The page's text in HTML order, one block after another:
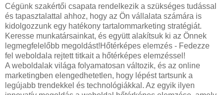
Cégünk szakértői csapata rendelkezik a szükséges tudással
és tapasztalattal ahhoz, hogy az Ön vállalata számára is
kidolgozzunk egy hatékony tartalommarketing stratégiát.
Keresse munkatársainkat, és együtt alakítsuk ki az Önnek
legmegfelelőbb megoldást!Hőtérképes elemzés - Fedezze
fel weboldala rejtett titkait a hőtérképes elemzéssel!
A weboldalak világa folyamatosan változik, és az online
marketingben elengedhetetlen, hogy lépést tartsunk a
legújabb trendekkel és technológiákkal. Az egyik ilyen